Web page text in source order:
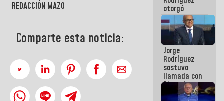
REDACCIÓN MAZO
Comparte esta noticia:
otorgó
medalla
"Héroe de
Venezuela"
a servidores
públicos
Jorge
Rodríguez
sostuvo
llamada con
Dinorah
Figuera y